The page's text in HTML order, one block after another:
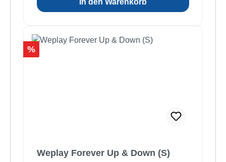
In den Warenkorb
Rabatt
%
Weplay Forever Up & Down (S)